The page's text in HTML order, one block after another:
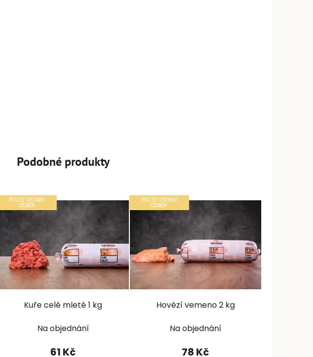
Podobné produkty
POUZE OSOBNÍ
ODBĚR
Kuře celé mleté 1 kg
Na objednání
61 Kč
POUZE OSOBNÍ
ODBĚR
Hovězí vemeno 2 kg
Na objednání
78 Kč